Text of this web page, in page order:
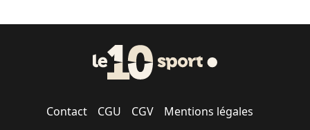
Contact CGU CGV Mentions légales